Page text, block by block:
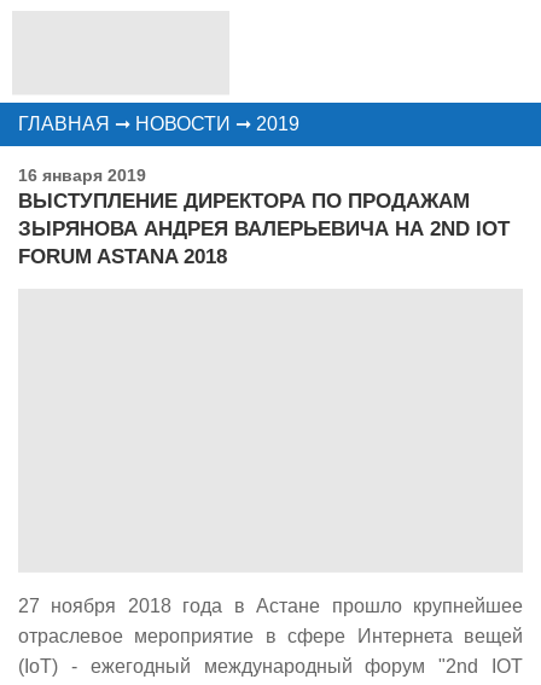
ГЛАВНАЯ ➞ НОВОСТИ ➞ 2019
16 января 2019
ВЫСТУПЛЕНИЕ ДИРЕКТОРА ПО ПРОДАЖАМ
ЗЫРЯНОВА АНДРЕЯ ВАЛЕРЬЕВИЧА НА 2ND IOT
FORUM ASTANA 2018
27 ноября 2018 года в Астане прошло крупнейшее
отраслевое мероприятие в сфере Интернета вещей
(IoT) - ежегодный международный форум "2nd IOT